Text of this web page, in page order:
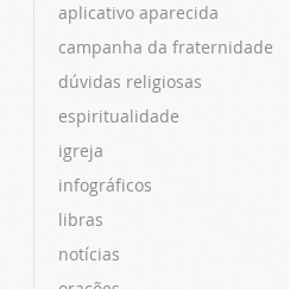
aplicativo aparecida
campanha da fraternidade
dúvidas religiosas
espiritualidade
igreja
infográficos
libras
notícias